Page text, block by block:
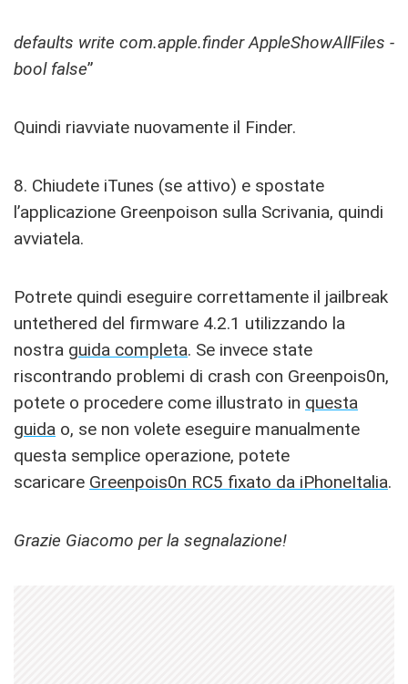
defaults write com.apple.finder AppleShowAllFiles -
bool false”
Quindi riavviate nuovamente il Finder.
8. Chiudete iTunes (se attivo) e spostate
l’applicazione Greenpoison sulla Scrivania, quindi
avviatela.
Potrete quindi eseguire correttamente il jailbreak
untethered del firmware 4.2.1 utilizzando la
nostra guida completa. Se invece state
riscontrando problemi di crash con Greenpois0n,
potete o procedere come illustrato in questa
guida o, se non volete eseguire manualmente
questa semplice operazione, potete
scaricare Greenpois0n RC5 fixato da iPhoneItalia.
Grazie Giacomo per la segnalazione!